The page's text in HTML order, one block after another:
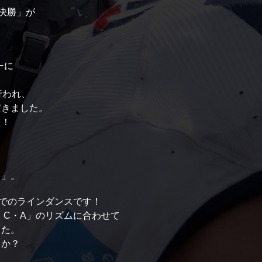
勝」が
に
れ、
ました。
。
のラインダンスです！
・A」のリズムに合わせて
。
？